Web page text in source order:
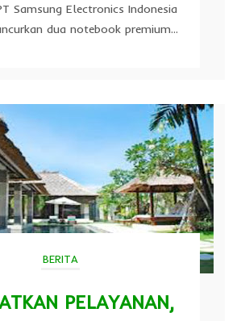
Samsung Electronics Indonesia
dua notebook premium...
BERITA
PELAYANAN,